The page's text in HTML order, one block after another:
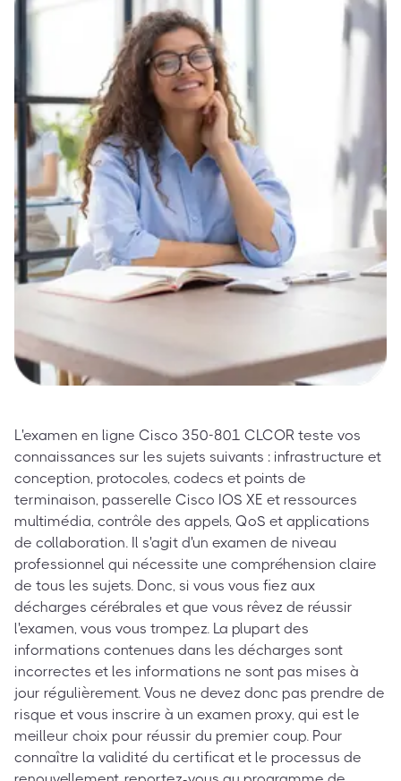
L'examen en ligne Cisco 350-801 CLCOR teste vos
connaissances sur les sujets suivants : infrastructure et
conception, protocoles, codecs et points de
terminaison, passerelle Cisco IOS XE et ressources
multimédia, contrôle des appels, QoS et applications
de collaboration. Il s'agit d'un examen de niveau
professionnel qui nécessite une compréhension claire
de tous les sujets. Donc, si vous vous fiez aux
décharges cérébrales et que vous rêvez de réussir
l'examen, vous vous trompez. La plupart des
informations contenues dans les décharges sont
incorrectes et les informations ne sont pas mises à
jour régulièrement. Vous ne devez donc pas prendre de
risque et vous inscrire à un examen proxy, qui est le
meilleur choix pour réussir du premier coup. Pour
connaître la validité du certificat et le processus de